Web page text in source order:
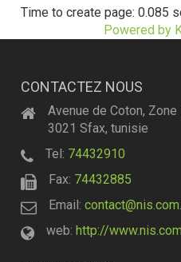
Time to create page: 0.085
Powered by
CONTACTEZ NOUS
Avenue de Coton,
3021 Sfax, tunisie
Tel: 74432910
Fax: 74432885
Email:
web:http://